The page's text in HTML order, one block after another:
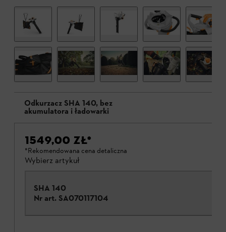
Odkurzacz SHA 140, bez
akumulatora i ładowarki
1549,00 ZŁ*
*Rekomendowana cena detaliczna
Wybierz artykuł
SHA 140
Nr art. SA070117104